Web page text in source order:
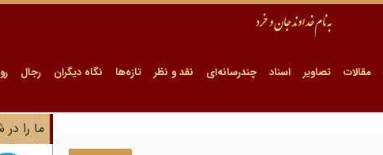
مقالات تصاویر اسناد چندرسانه‌ای نقد و نظر تازه‌ها نگاه دیگران رجال
ما را